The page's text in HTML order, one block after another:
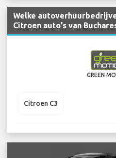
Welke
Citroen auto's van
GREEN
Citroen C3